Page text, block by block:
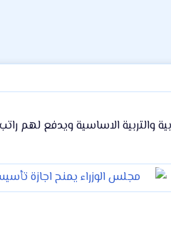
مجلس الوزراء يمنح اجازة